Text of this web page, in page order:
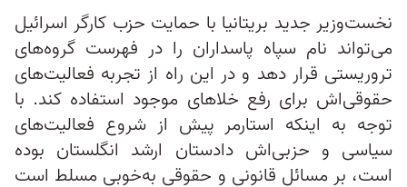
نخست‌وزیر جدید بریتانیا با حمایت حزب کارگر اسرائیل
می‌تواند نام سپاه پاسداران را در فهرست گروه‌های
تروریستی قرار دهد و در این راه از تجربه فعالیت‌های
حقوقی‌اش برای رفع خلاهای موجود استفاده کند. با
توجه به اینکه استارمر پیش از شروع فعالیت‌های
سیاسی و حزبی‌اش دادستان ارشد انگلستان بوده
است، بر مسائل قانونی و حقوقی به‌خوبی مسلط است